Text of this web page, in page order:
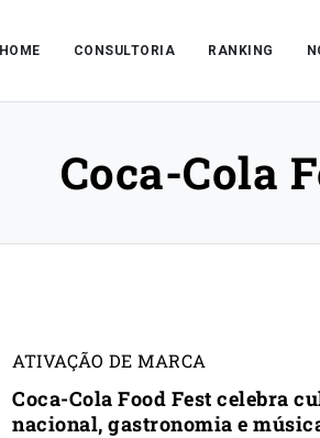
HOME CONSULTORIA RANKING
Coca-Cola
ATIVAÇÃO DE MARCA
Coca-Cola Food Fest celebra
nacional, gastronomia e